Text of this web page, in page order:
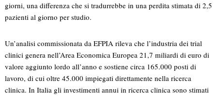
giorni, una differenza che si tradurrebbe in una perdita stimata di 2,5
pazienti al giorno per studio.
Un’analisi commissionata da EFPIA rileva che l’industria dei trial
clinici genera nell’Area Economica Europea 21,7 miliardi di euro di
valore aggiunto lordo all’anno e sostiene circa 165.000 posti di
lavoro, di cui oltre 45.000 impiegati direttamente nella ricerca
clinica. In Italia gli investimenti annui in ricerca clinica sono stimati